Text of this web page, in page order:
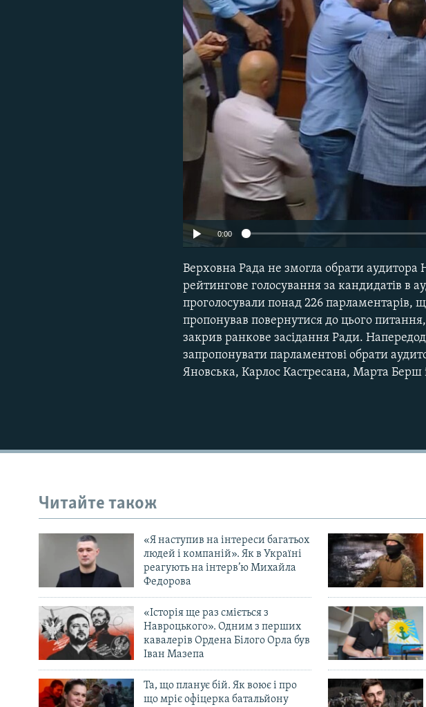
0:00
Верховна Рада не змогла обрати
рейтингове голосування за кандидатів в
проголосували понад 226 парламентарів,
пропонував повернутися до цього
закрив ранкове засідання Ради.
запропонувати парламентові обрати
Яновська, Карлос Кастресана, Марта Берш
Читайте також
«Я наступив на інтереси багатьох
людей і компаній». Як в Україні
реагують на інтерв’ю Михайла
Федорова
«Історія ще раз сміється з
Навроцького». Одним з перших
кавалерів Ордена Білого Орла був
Іван Мазепа
Та, що планує бій. Як воює і про
що мріє офіцерка батальйону